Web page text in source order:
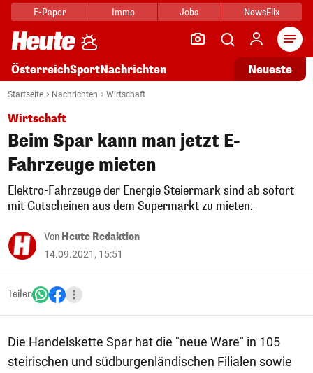
E-Paper Immo Jobs NewsFlix
ÖsterreichSportNachrichten Neueste
Startseite Nachrichten Wirtschaft
Wirtschaft
Beim Spar kann man jetzt E-
Fahrzeuge mieten
Elektro-Fahrzeuge der Energie Steiermark sind ab sofort
mit Gutscheinen aus dem Supermarkt zu mieten.
Von Heute Redaktion
14.09.2021, 15:51
Teilen
Die Handelskette Spar hat die "neue Ware" in 105
steirischen und südburgenländischen Filialen sowie